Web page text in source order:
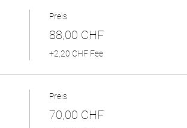
Preis
88,00 CHF
+2,20 CHF Fee
Preis
70,00 CHF